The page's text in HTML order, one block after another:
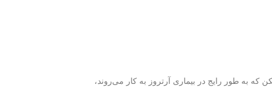
به طور رایج در بیماری آرتروز به کار می‌روند،